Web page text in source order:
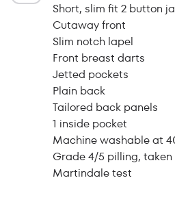
Short, slim fit 2 button
Cutaway front
Slim notch lapel
Front breast darts
Jetted pockets
Plain back
Tailored back panels
1 inside pocket
Machine washable at
Grade 4/5 pilling,
Martindale test